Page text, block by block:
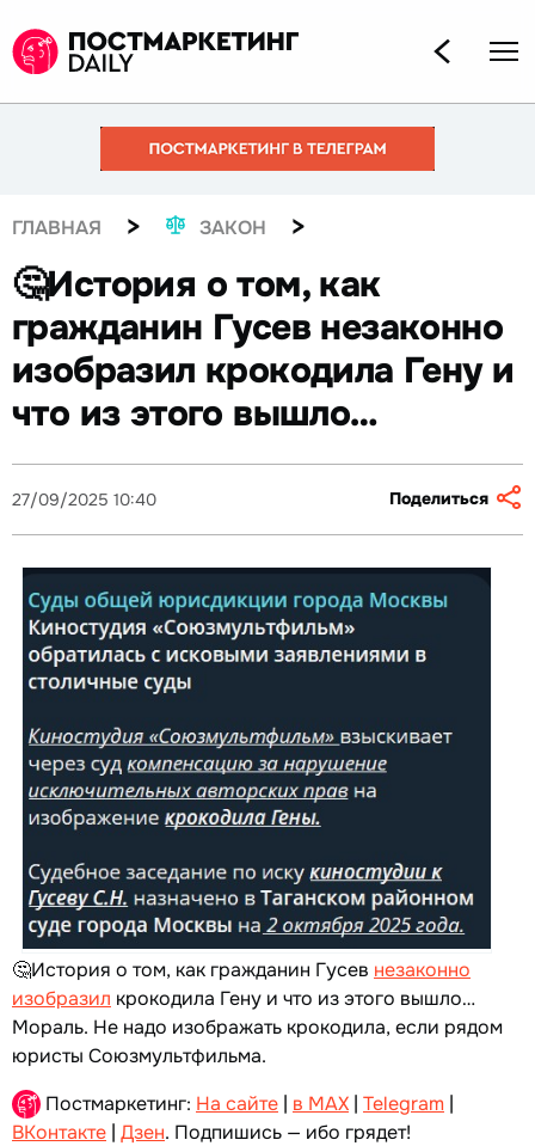
ГЛАВНАЯ > ЗАКОН >
🤔История о том, как
гражданин Гусев незаконно
изобразил крокодила Гену и
что из этого вышло…
27/09/2025 10:40 Поделиться
🤔История о том, как гражданин Гусев незаконно
изобразил крокодила Гену и что из этого вышло…
Мораль. Не надо изображать крокодила, если рядом
юристы Союзмультфильма.
Постмаркетинг: На сайте | в MAX | Telegram |
ВКонтакте | Дзен. Подпишись — ибо грядет!